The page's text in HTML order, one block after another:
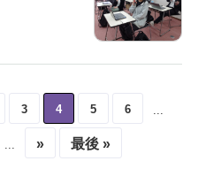
3 4 5 6
» 最後 »